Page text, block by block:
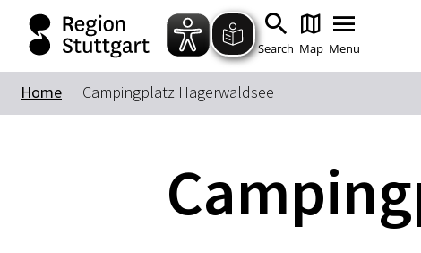
Search Map Menu
Home Campingplatz Hagerwaldsee